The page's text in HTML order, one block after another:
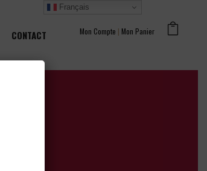
Mon Compte | Mon Panier
CONTACT
Français